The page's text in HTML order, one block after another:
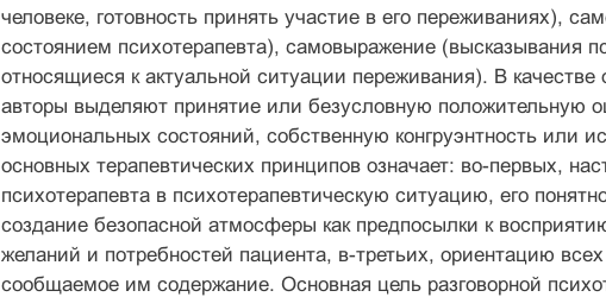
человеке, готовность принять участие в его переживаниях),
состоянием психотерапевта), самовыражение (высказывания
относящиеся к актуальной ситуации переживания). В
авторы выделяют принятие или безусловную положительную
эмоциональных состояний, собственную конгруэнтность или
основных терапевтических принципов означает: во-первых,
психотерапевта в психотерапевтическую ситуацию, его
создание безопасной атмосферы как предпосылки к
желаний и потребностей пациента, в-третьих, ориентацию
сообщаемое им содержание. Основная цель разговорной